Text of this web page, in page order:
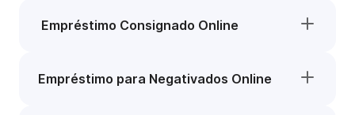
Empréstimo Consignado Online
Empréstimo para Negativados Online